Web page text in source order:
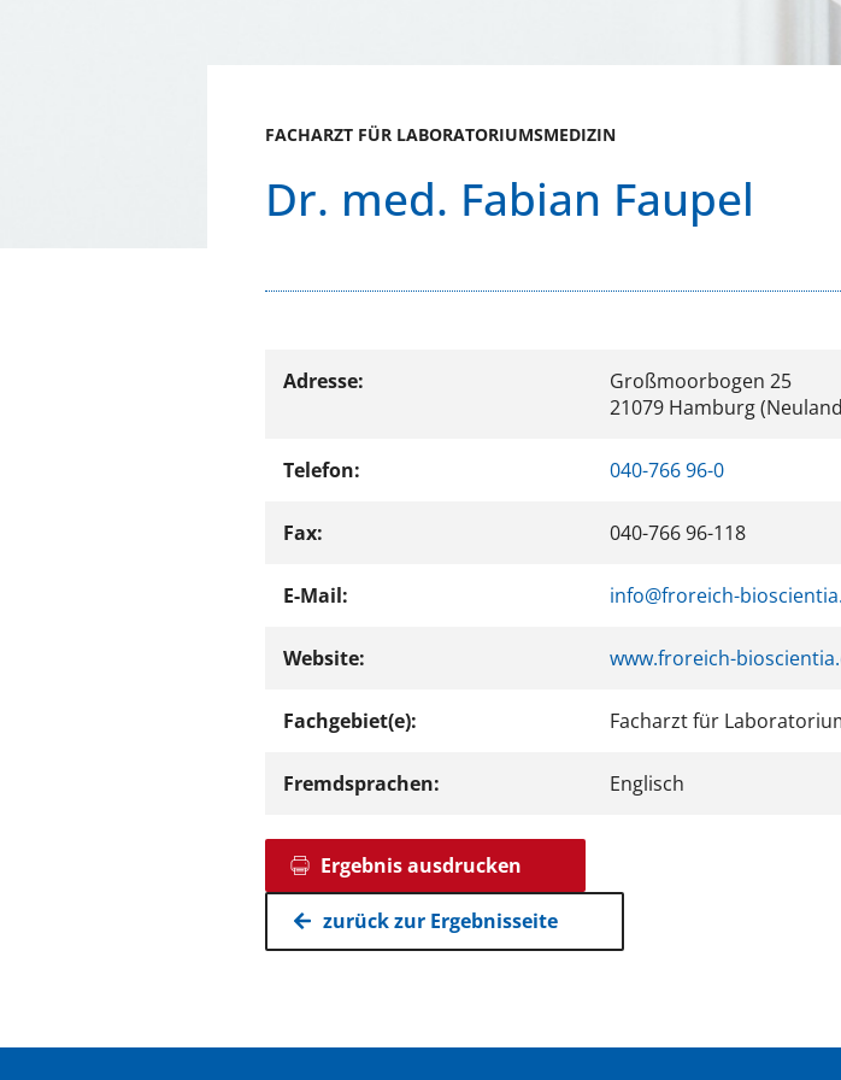
FACHARZT FÜR LABORATORIUMSMEDIZIN
Dr. med. Fabian Faupel
Adresse:
Großmoorbogen 25
21079 Hamburg
Telefon: 040-766 96-0
Fax: 040-766 96-118
E-Mail: info@froreich-
Website: www.froreich-
Fachgebiet(e): Facharzt für
Fremdsprachen: Englisch
Ergebnis ausdrucken
zurück zur Ergebnisseite